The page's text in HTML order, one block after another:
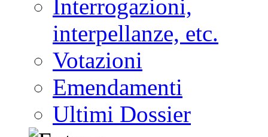
Interrogazioni,
interpellanze, etc.
Votazioni
Emendamenti
Ultimi Dossier